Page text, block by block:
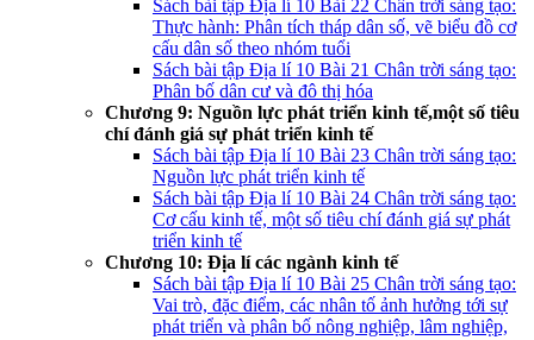
Sách bài tập Địa lí 10 Bài 22 Chân trời sáng tạo:
Thực hành: Phân tích tháp dân số, vẽ biểu đồ cơ
cấu dân số theo nhóm tuổi
Sách bài tập Địa lí 10 Bài 21 Chân trời sáng tạo:
Phân bố dân cư và đô thị hóa
Chương 9: Nguồn lực phát triển kinh tế,một số tiêu
chí đánh giá sự phát triển kinh tế
Sách bài tập Địa lí 10 Bài 23 Chân trời sáng tạo:
Nguồn lực phát triển kinh tế
Sách bài tập Địa lí 10 Bài 24 Chân trời sáng tạo:
Cơ cấu kinh tế, một số tiêu chí đánh giá sự phát
triển kinh tế
Chương 10: Địa lí các ngành kinh tế
Sách bài tập Địa lí 10 Bài 25 Chân trời sáng tạo:
Vai trò, đặc điểm, các nhân tố ảnh hưởng tới sự
phát triển và phân bố nông nghiệp, lâm nghiệp,